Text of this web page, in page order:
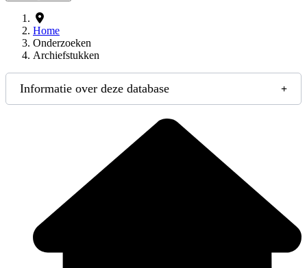
Home
Onderzoeken
Archiefstukken
Informatie over deze database